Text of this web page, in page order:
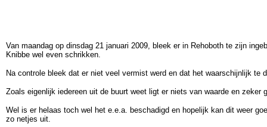
Van maandag op dinsdag 21 januari 2009, bleek er in Rehoboth te zijn
Knibbe wel even schrikken.
Na controle bleek dat er niet veel vermist werd en dat het waarschijnlijk te
Zoals eigenlijk iedereen uit de buurt weet ligt er niets van waarde en zeker
Wel is er helaas toch wel het e.e.a. beschadigd en hopelijk kan dit weer
zo netjes uit.